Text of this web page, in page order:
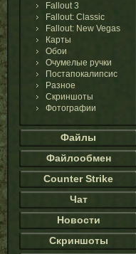
Fallout 3
Fallout: Classic
Fallout: New Vegas
Карты
Обои
Очумелые ручки
Постапокалипсис
Разное
Скриншоты
Фотографии
Файлы
Файлообмен
Counter Strike
Чат
Новости
Скриншоты